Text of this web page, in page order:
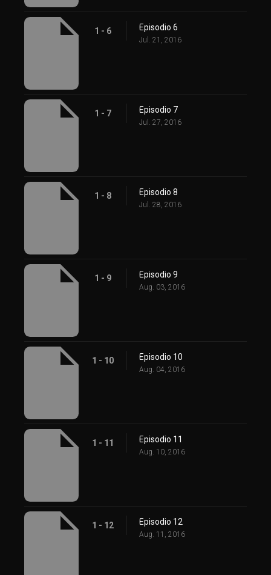
1 - 6 Episodio 6
Jul. 21, 2016
1 - 7 Episodio 7
Jul. 27, 2016
1 - 8 Episodio 8
Jul. 28, 2016
1 - 9 Episodio 9
Aug. 03, 2016
1 - 10 Episodio 10
Aug. 04, 2016
1 - 11 Episodio 11
Aug. 10, 2016
1 - 12 Episodio 12
Aug. 11, 2016